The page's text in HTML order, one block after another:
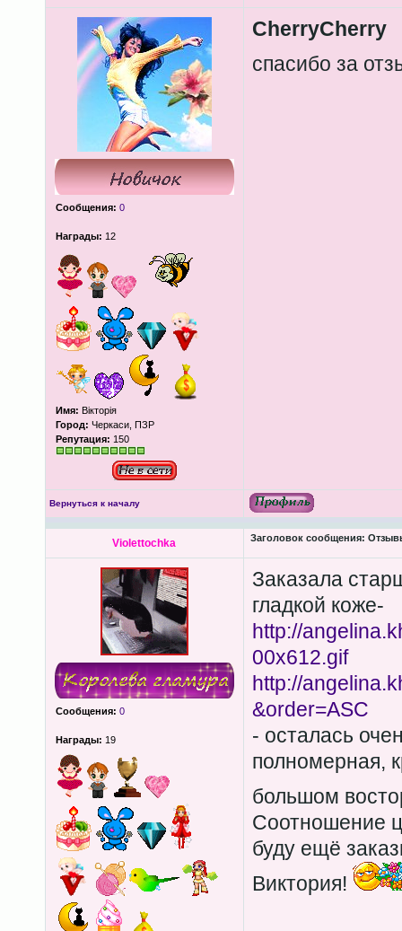
Сообщения: 0
Награды: 12
Имя: Вікторія
Город: Черкаси, ПЗР
Репутация: 150
CherryCherry
спасибо за
Вернуться к началу
Violettochka Заголовок сообщения:
Сообщения: 0
Награды: 19
Заказала
гладкой коже-
http://
00x612.gif
http://
&order=ASC
- осталась
полномерная,
большом
Соотношение
буду ещё
Виктория!